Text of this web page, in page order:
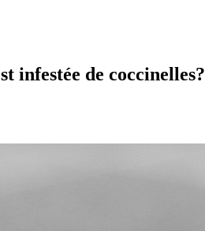
infestée de coccinelles?